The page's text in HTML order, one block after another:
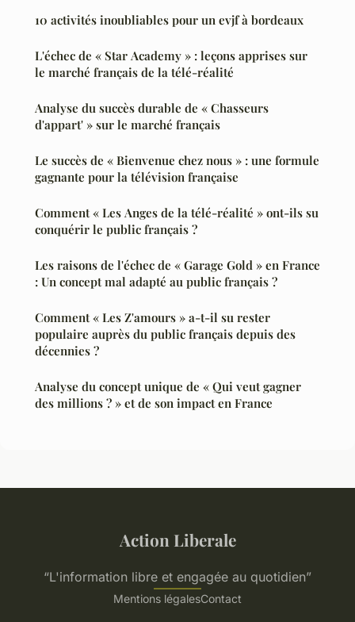
10 activités inoubliables pour un evjf à bordeaux
L'échec de « Star Academy » : leçons apprises sur
le marché français de la télé-réalité
Analyse du succès durable de « Chasseurs
d'appart' » sur le marché français
Le succès de « Bienvenue chez nous » : une formule
gagnante pour la télévision française
Comment « Les Anges de la télé-réalité » ont-ils su
conquérir le public français ?
Les raisons de l'échec de « Garage Gold » en France
: Un concept mal adapté au public français ?
Comment « Les Z'amours » a-t-il su rester
populaire auprès du public français depuis des
décennies ?
Analyse du concept unique de « Qui veut gagner
des millions ? » et de son impact en France
Action Liberale
“L'information libre et engagée au quotidien”
Mentions légalesContact